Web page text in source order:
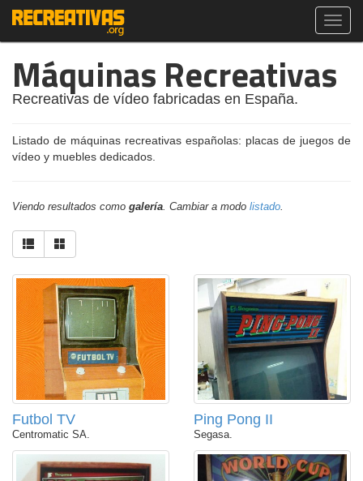
Máquinas Recreativas
Recreativas de vídeo fabricadas en España.
Listado de máquinas recreativas españolas: placas de juegos de
vídeo y muebles dedicados.
Viendo resultados como galería. Cambiar a modo listado.
Futbol TV
Centromatic SA.
Ping Pong II
Segasa.